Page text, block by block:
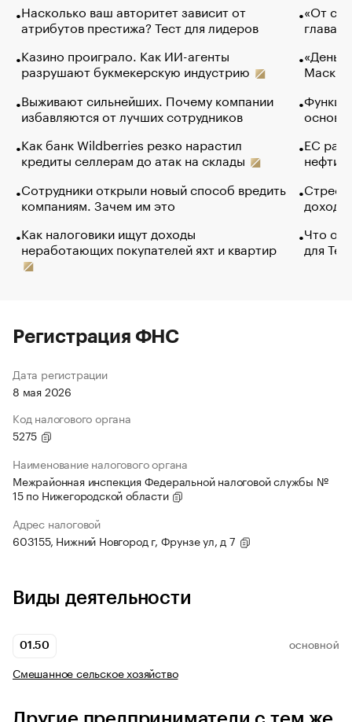
Насколько ваш авторитет зависит от
атрибутов престижа? Тест для лидеров
Казино проиграло. Как ИИ-агенты
разрушают букмекерскую индустрию
Выживают сильнейших. Почему компании
избавляются от лучших сотрудников
Как банк Wildberries резко нарастил
кредиты селлерам до атак на склады
Сотрудники открыли новый способ вредить
компаниям. Зачем им это
Как налоговики ищут доходы
неработающих покупателей яхт и квартир
«От
глава
Маск в
основ
ЕС
нефти
Что
для
Регистрация ФНС
Дата регистрации
8 мая 2026
Код налогового органа
5275
Наименование налогового органа
Межрайонная инспекция Федеральной налоговой службы №
15 по Нижегородской области
Адрес налоговой
603155, Нижний Новгород г, Фрунзе ул, д 7
Виды деятельности
01.50 ОСНОВНОЙ
Смешанное сельское хозяйство